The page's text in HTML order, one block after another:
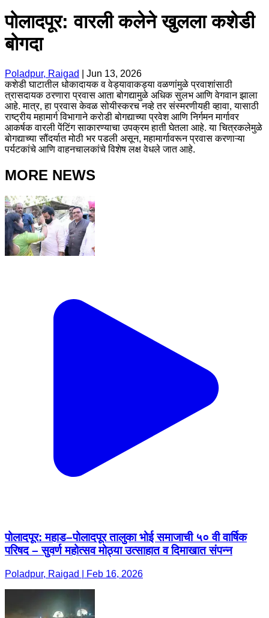
पोलादपूर: वारली कलेने खुलला कशेडी
बोगदा
Poladpur, Raigad
Jun 13, 2026
कशेडी घाटातील धोकादायक व वेड्यावाकड्या वळणांमुळे प्रवाशांसाठी
त्रासदायक ठरणारा प्रवास आता बोगद्यामुळे अधिक सुलभ आणि वेगवान झाला
आहे. मात्र, हा प्रवास केवळ सोयीस्करच नव्हे तर संस्मरणीयही व्हावा, यासाठी
राष्ट्रीय महामार्ग विभागाने करोडी बोगद्याच्या प्रवेश आणि निर्गमन मार्गावर
आकर्षक वारली पेंटिंग साकारण्याचा उपक्रम हाती घेतला आहे. या चित्रकलेमुळे
बोगद्याच्या सौंदर्यात मोठी भर पडली असून, महामार्गावरून प्रवास करणाऱ्या
पर्यटकांचे आणि वाहनचालकांचे विशेष लक्ष वेधले जात आहे.
MORE NEWS
पोलादपूर: महाड–पोलादपूर तालुका भोई समाजाची ५० वी वार्षिक
परिषद – सुवर्ण महोत्सव मोठ्या उत्साहात व दिमाखात संपन्न
Poladpur, Raigad | Feb 16, 2026